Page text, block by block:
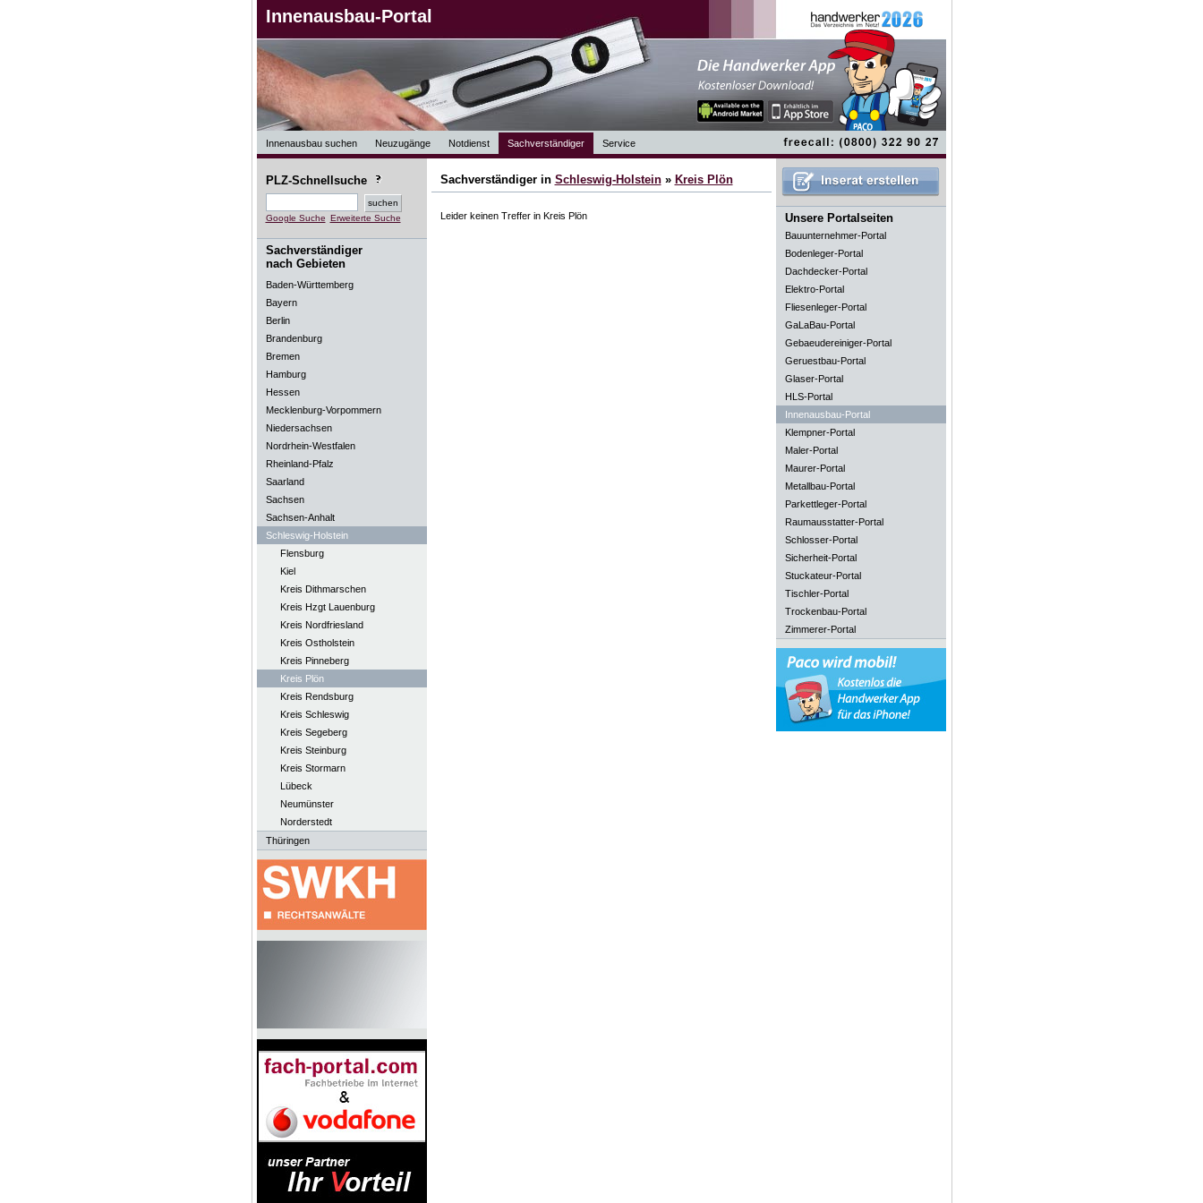
Innenausbau-Portal
Innenausbau suchen Neuzugänge Notdienst Sachverständiger Service
PLZ-Schnellsuche
Google Suche Erweiterte Suche
Sachverständiger
nach Gebieten
Baden-Württemberg
Bayern
Berlin
Brandenburg
Bremen
Hamburg
Hessen
Mecklenburg-Vorpommern
Niedersachsen
Nordrhein-Westfalen
Rheinland-Pfalz
Saarland
Sachsen
Sachsen-Anhalt
Schleswig-Holstein
Flensburg
Kiel
Kreis Dithmarschen
Kreis Hzgt Lauenburg
Kreis Nordfriesland
Kreis Ostholstein
Kreis Pinneberg
Kreis Plön
Kreis Rendsburg
Kreis Schleswig
Kreis Segeberg
Kreis Steinburg
Kreis Stormarn
Lübeck
Neumünster
Norderstedt
Thüringen
Sachverständiger in Schleswig-Holstein» Kreis Plön
Leider keinen Treffer in Kreis Plön Unsere Portalseiten
Bauunternehmer-Portal
Bodenleger-Portal
Dachdecker-Portal
Elektro-Portal
Fliesenleger-Portal
GaLaBau-Portal
Gebaeudereiniger-Portal
Geruestbau-Portal
Glaser-Portal
HLS-Portal
Innenausbau-Portal
Klempner-Portal
Maler-Portal
Maurer-Portal
Metallbau-Portal
Parkettleger-Portal
Raumausstatter-Portal
Schlosser-Portal
Sicherheit-Portal
Stuckateur-Portal
Tischler-Portal
Trockenbau-Portal
Zimmerer-Portal